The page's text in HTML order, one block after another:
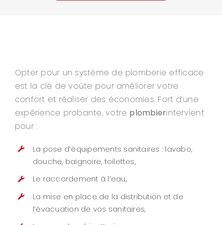
Opter pour un système de plomberie efficace
est la clé de voûte pour améliorer votre
confort et réaliser des économies. Fort d’une
expérience probante, votre plombierintervient
pour :
La pose d’équipements sanitaires : lavabo,
douche, baignoire, toilettes,
Le raccordement à l’eau,
La mise en place de la distribution et de
l’évacuation de vos sanitaires,